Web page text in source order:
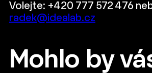
Volejte: +420 777 572 476
radek@idealab.cz
Mohlo by